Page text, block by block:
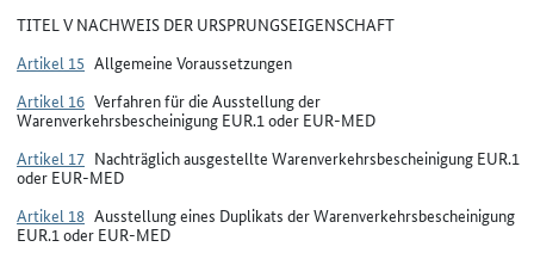
TITEL V NACHWEIS DER URSPRUNGSEIGENSCHAFT
Artikel 15 Allgemeine Voraussetzungen
Artikel 16 Verfahren für die Ausstellung der
Warenverkehrsbescheinigung EUR.1 oder EUR-MED
Artikel 17 Nachträglich ausgestellte Warenverkehrsbescheinigung EUR.1
oder EUR-MED
Artikel 18 Ausstellung eines Duplikats der Warenverkehrsbescheinigung
EUR.1 oder EUR-MED